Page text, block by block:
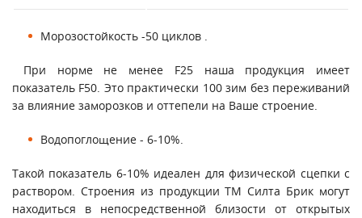
Морозостойкость -50 циклов .
При норме не менее F25 наша продукция имеет
показатель F50. Это практически 100 зим без переживаний
за влияние заморозков и оттепели на Ваше строение.
Водопоглощение - 6-10%.
Такой показатель 6-10% идеален для физической сцепки с
раствором. Строения из продукции ТМ Силта Брик могут
находиться в непосредственной близости от открытых